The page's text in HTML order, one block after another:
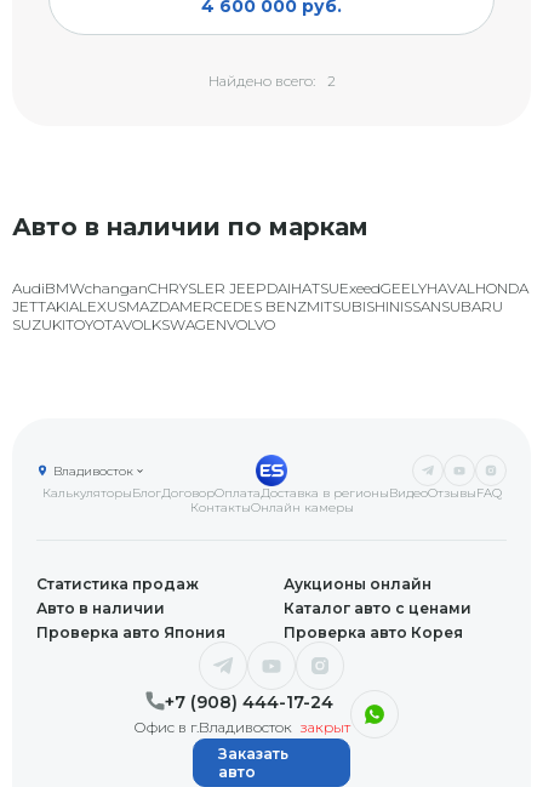
4 600 000 руб.
Найдено всего: 2
Авто в наличии по маркам
AudiBMWchanganCHRYSLER JEEPDAIHATSUExeedGEELYHAVALHONDA
JETTAKIALEXUSMAZDAMERCEDES BENZMITSUBISHINISSANSUBARU
SUZUKITOYOTAVOLKSWAGENVOLVO
КалькуляторыБлогДоговорОплатаДоставка в регионыВидеоОтзывыFAQ
КонтактыОнлайн камеры
Владивосток
+7 (908) 444-17-24
Офис в г.Владивосток закрыт
Статистика продаж
Аукционы онлайн
Авто в наличии
Каталог авто с ценами
Проверка авто Япония
Проверка авто Корея
Заказать
авто